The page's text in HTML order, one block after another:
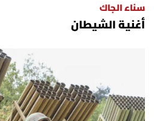
سناء الجاك
أغنية الشيطان